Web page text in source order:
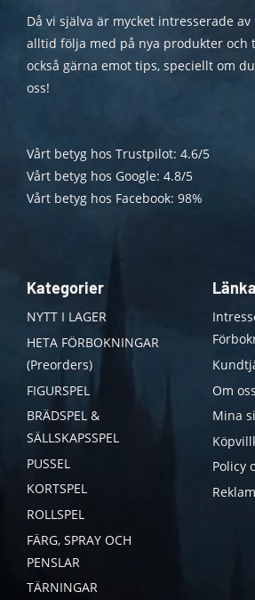
Då vi själva är mycket intresserade
alltid följa med på nya produkter och
också gärna emot tips, speciellt om
oss!
Vårt betyg hos Trustpilot: 4.6/5
Vårt betyg hos Google: 4.8/5
Vårt betyg hos Facebook: 98%
Kategorier
NYTT I LAGER
HETA FÖRBOKNINGAR
(Preorders)
FIGURSPEL
BRÄDSPEL &
SÄLLSKAPSSPEL
PUSSEL
KORTSPEL
ROLLSPEL
FÄRG, SPRAY OCH
PENSLAR
TÄRNINGAR
Om oss
Mina
Policy